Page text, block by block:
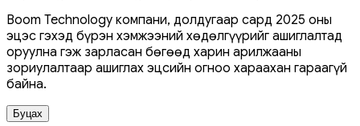
Boom Technology компани, долдугаар сард 2025 оны
эцэс гэхэд бүрэн хэмжээний хөдөлгүүрийг ашиглалтад
оруулна гэж зарласан бөгөөд харин арилжааны
зориулалтаар ашиглах эцсийн огноо хараахан гараагүй
байна.
Буцах